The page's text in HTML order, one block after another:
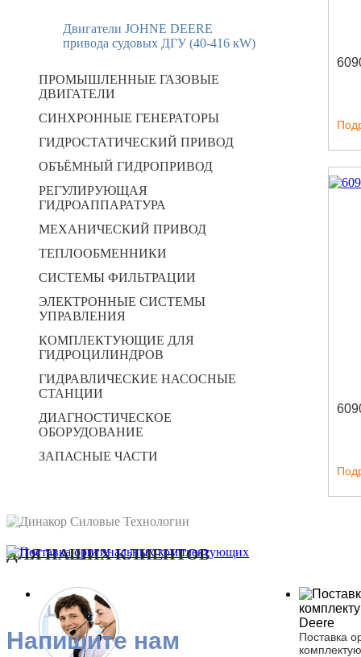
Двигатели JOHNE DEERE
привода судовых ДГУ (40-416 кW)
ПРОМЫШЛЕННЫЕ ГАЗОВЫЕ
ДВИГАТЕЛИ
СИНХРОННЫЕ ГЕНЕРАТОРЫ
ГИДРОСТАТИЧЕСКИЙ ПРИВОД
ОБЪЁМНЫЙ ГИДРОПРИВОД
РЕГУЛИРУЮЩАЯ
ГИДРОАППАРАТУРА
МЕХАНИЧЕСКИЙ ПРИВОД
ТЕПЛООБМЕННИКИ
СИСТЕМЫ ФИЛЬТРАЦИИ
ЭЛЕКТРОННЫЕ СИСТЕМЫ
УПРАВЛЕНИЯ
КОМПЛЕКТУЮЩИЕ ДЛЯ
ГИДРОЦИЛИНДРОВ
ГИДРАВЛИЧЕСКИЕ НАСОСНЫЕ
СТАНЦИИ
ДИАГНОСТИЧЕСКОЕ
ОБОРУДОВАНИЕ
ЗАПАСНЫЕ ЧАСТИ
ДЛЯ НАШИХ КЛИЕНТОВ
Поставка
Напишите нам